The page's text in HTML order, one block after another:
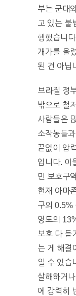
부는 군대
고 있는 불
행했습니
개가를 올
된 건 아닙
브라질 정
밖으로 철
사람들은
소작농들
끝없이 압
입니다. 이
민 보호구
현재 아마
구의 0.5%
영토의
보호 다 듣
는 게 해결
일 수 있습
살해하거
에 강력히